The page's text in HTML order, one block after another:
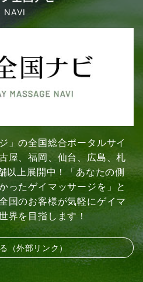
NAVI
」の全国総合ポータルサイ
屋、福岡、仙台、広島、札
以上展開中！「あなたの側
ったゲイマッサージを」と
国のお客様が気軽にゲイマ
界を目指します！
（外部リンク）